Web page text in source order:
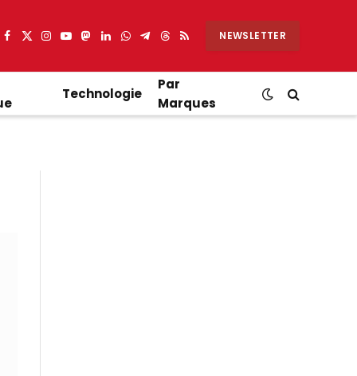
Facebook
X
Instagram
YouTube
Mastodon
LinkedIn
WhatsApp
Partager
Telegram
Threads
RSS NEWSLETTER
Technologie
Par
Marques